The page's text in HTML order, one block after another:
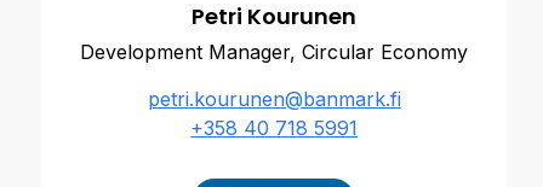
Petri Kourunen
Development Manager, Circular Economy
petri.kourunen@banmark.fi
+358 40 718 5991